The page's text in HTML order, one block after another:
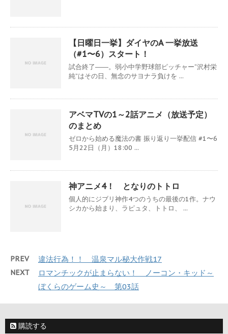
【日曜日一挙】ダイヤのA 一挙放送
（#1〜6）スタート！
試合終了――。弱小中学野球部ピッチャー“沢村栄
純”はその日、無念のサヨナラ負けを ...
アベマTVの1～2話アニメ（放送予定）
のまとめ
ゼロから始める魔法の書 振り返り一挙配信 #1〜6
5月22日（月）18:00 ...
神アニメ4！ となりのトトロ
個人的にジブリ神作4つのうちの最後の1作。ナウ
シカから始まり、ラピュタ、トトロ、 ...
PREV 違法行為！！ 温泉マル秘大作戦17
NEXT
ロマンチックが止まらない！ ノーコン・キッド～
ぼくらのゲーム史～ 第03話
購読する